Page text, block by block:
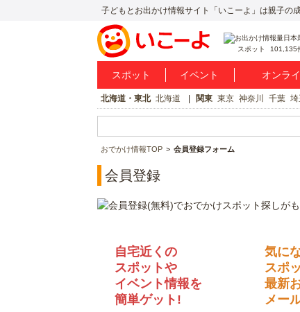
子どもとお出かけ情報サイト「いこーよ」は親子の
スポット 101,135
スポット イベント オンラ
北海道・東北 北海道 関東 東京 神奈川 千葉 埼
おでかけ情報TOP 会員登録フォーム
会員登録
自宅近くの
スポットや
イベント情報を
簡単ゲット!
気に
スポ
最新
メー